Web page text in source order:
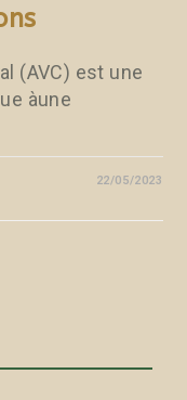
(AVC) est une
àune
22/05/2023